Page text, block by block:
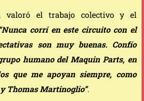
valoró el trabajo colectivo y el
“Nunca corrí en este circuito con el
son muy buenas. Confío
humano del Maquin Parts, en
que me apoyan siempre, como
Thomas Martinoglio”.